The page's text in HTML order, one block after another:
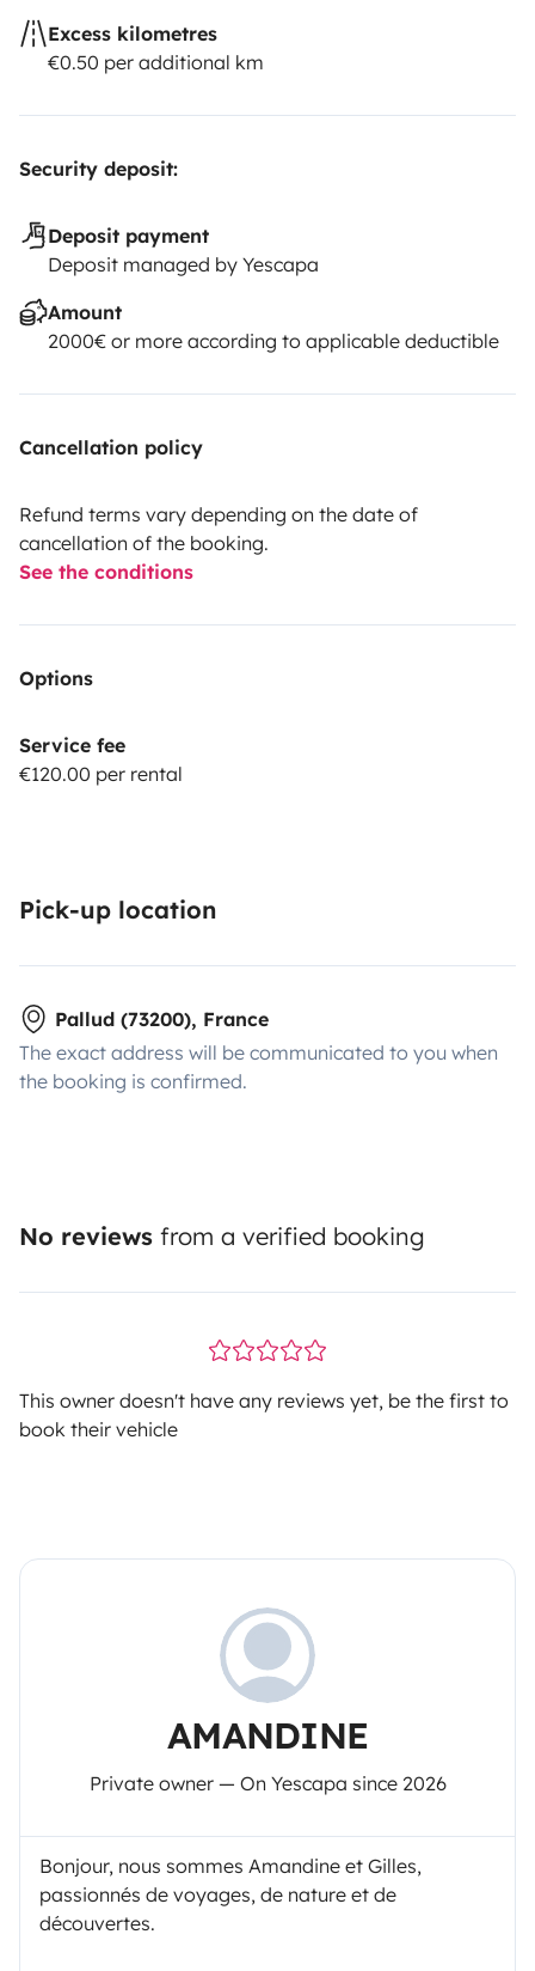
Excess kilometres
€0.50 per additional km
Security deposit:
Deposit payment
Deposit managed by Yescapa
Amount
2000€ or more according to applicable deductible
Cancellation policy
Refund terms vary depending on the date of
cancellation of the booking.
See the conditions
Options
Service fee
€120.00 per rental
Pick-up location
Pallud (73200), France
The exact address will be communicated to you when
the booking is confirmed.
No reviews from a verified booking
This owner doesn't have any reviews yet, be the first to
book their vehicle
AMANDINE
Private owner — On Yescapa since 2026
Bonjour, nous sommes Amandine et Gilles,
passionnés de voyages, de nature et de
découvertes.